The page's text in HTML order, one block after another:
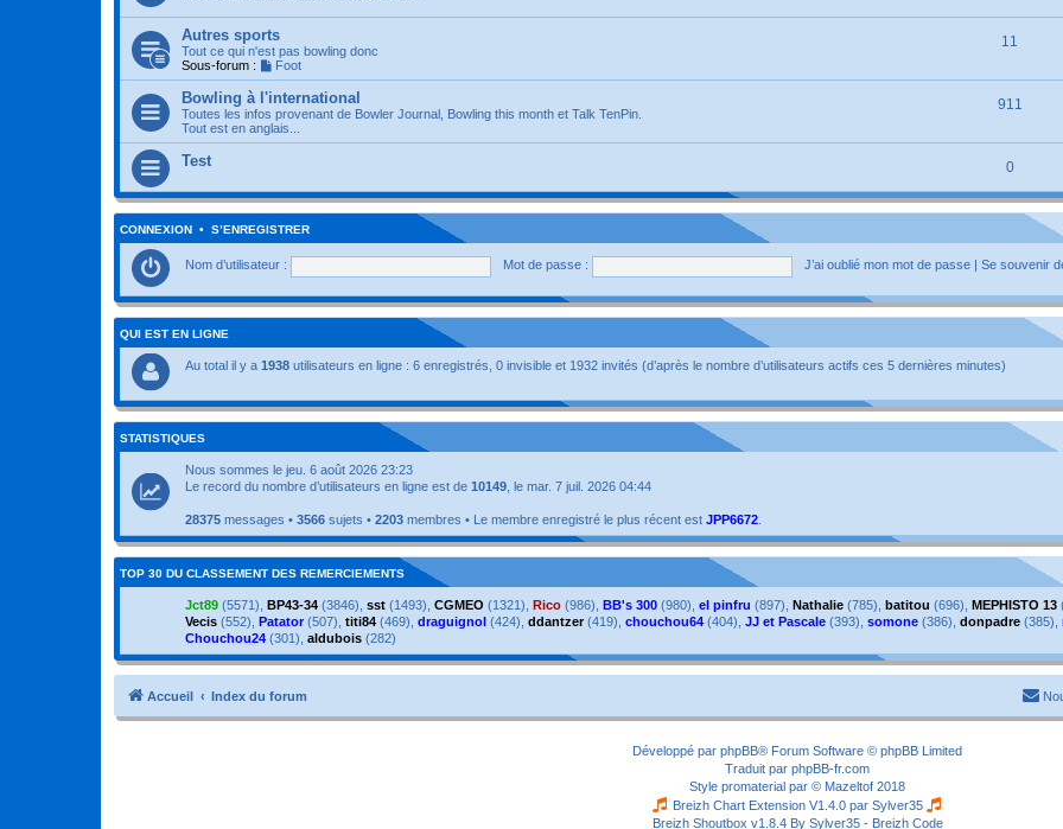
Autres sports
Tout ce qui n'est pas bowling donc
Sous-forum :
Foot
11
Bowling à l'international
Toutes les infos provenant de Bowler Journal, Bowling this month et Talk TenPin.
Tout est en anglais...
911
Test 0
CONNEXION • S’ENREGISTRER
Nom d’utilisateur : Mot de passe : J’ai oublié mon mot de passe Se souvenir
QUI EST EN LIGNE
Au total il y a 1938 utilisateurs en ligne : 6 enregistrés, 0 invisible et 1932 invités (d’après le nombre d’utilisateurs actifs ces 5 dernières minutes)
STATISTIQUES
Nous sommes le jeu. 6 août 2026 23:23
Le record du nombre d’utilisateurs en ligne est de 10149 , le mar. 7 juil. 2026 04:44
28375 messages • 3566 sujets • 2203 membres • Le membre enregistré le plus récent est JPP6672
TOP 30 DU CLASSEMENT DES REMERCIEMENTS
Jct89 (5571), BP43-34 (3846), sst (1493), CGMEO (1321), Rico (986), BB's 300 (980), el pinfru (897), Nathalie (785), batitou (696), MEPHISTO 13
Vecis (552), Patator (507), titi84 (469), draguignol (424), ddantzer(419), chouchou64 (404), JJ et Pascale (393), somone (386), donpadre (385),
Chouchou24 (301), aldubois (282)
Accueil Index du forum
Développé par phpBB® Forum Software © phpBB Limited
Traduit par phpBB-fr.com
Style promaterial par © Mazeltof 2018
Breizh Chart Extension V1.4.0 par Sylver35
Breizh Shoutbox v1.8.4 By Sylver35 - Breizh Code